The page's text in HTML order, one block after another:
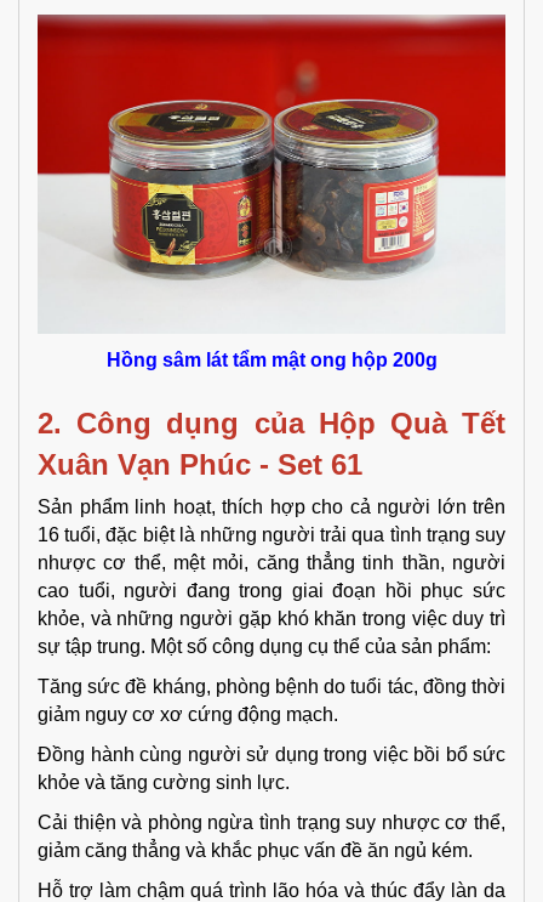
Hồng sâm lát tẩm mật ong hộp 200g
2. Công dụng của Hộp Quà Tết
Xuân Vạn Phúc - Set 61
Sản phẩm linh hoạt, thích hợp cho cả người lớn trên
16 tuổi, đặc biệt là những người trải qua tình trạng suy
nhược cơ thể, mệt mỏi, căng thẳng tinh thần, người
cao tuổi, người đang trong giai đoạn hồi phục sức
khỏe, và những người gặp khó khăn trong việc duy trì
sự tập trung. Một số công dụng cụ thể của sản phẩm:
Tăng sức đề kháng, phòng bệnh do tuổi tác, đồng thời
giảm nguy cơ xơ cứng động mạch.
Đồng hành cùng người sử dụng trong việc bồi bổ sức
khỏe và tăng cường sinh lực.
Cải thiện và phòng ngừa tình trạng suy nhược cơ thể,
giảm căng thẳng và khắc phục vấn đề ăn ngủ kém.
Hỗ trợ làm chậm quá trình lão hóa và thúc đẩy làn da